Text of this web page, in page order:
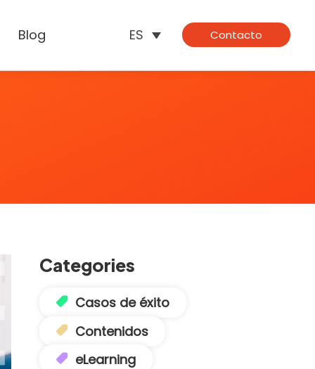
Blog ES Contacto
Categories
Casos de éxito
Contenidos
eLearning